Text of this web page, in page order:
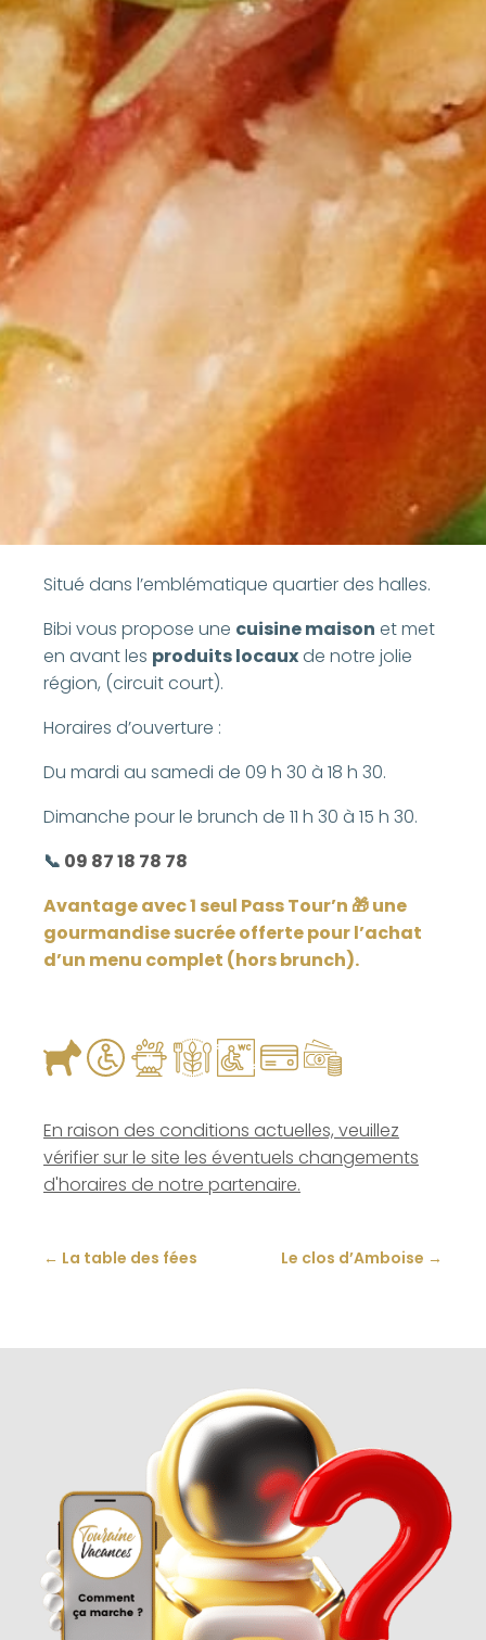
Situé dans l’emblématique quartier des halles.
Bibi vous propose une cuisine maison et met
en avant les produits locauxde notre jolie
région, (circuit court).
Horaires d’ouverture :
Du mardi au samedi de 09 h 30 à 18 h 30.
Dimanche pour le brunch de 11 h 30 à 15 h 30.
📞 09 87 18 78 78
Avantage avec 1 seul Pass Tour’n 🎁 une
gourmandise sucrée offerte pour l’achat
d’un menu complet (hors brunch).
En raison des conditions actuelles, veuillez
vérifier sur le site les éventuels changements
d'horaires de notre partenaire.
← La table des fées Le clos d’Amboise →